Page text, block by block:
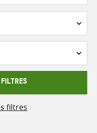
filtres